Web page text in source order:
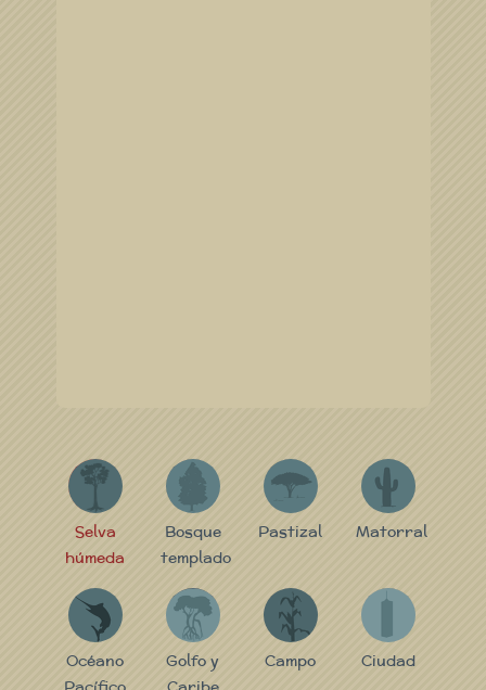
S
Selva
húmeda
B
Bosque
templado
P
Pastizal
M
Matorral
P
Océano
GC
Golfo y
C
Campo Ciudad